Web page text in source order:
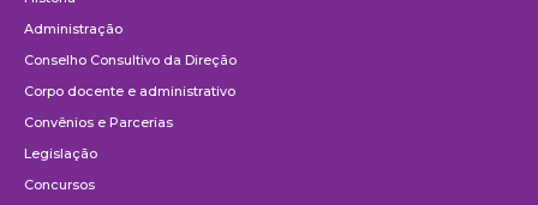
Administração
Conselho Consultivo da Direção
Corpo docente e administrativo
Convênios e Parcerias
Legislação
Concursos